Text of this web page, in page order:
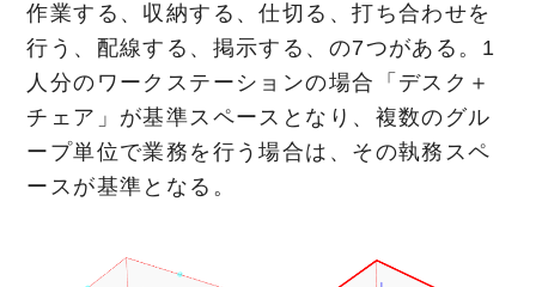
作業する、収納する、仕切る、打ち合わせを
行う、配線する、掲示する、の7つがある。1
人分のワークステーションの場合「デスク＋
チェア」が基準スペースとなり、複数のグル
ープ単位で業務を行う場合は、その執務スペ
ースが基準となる。